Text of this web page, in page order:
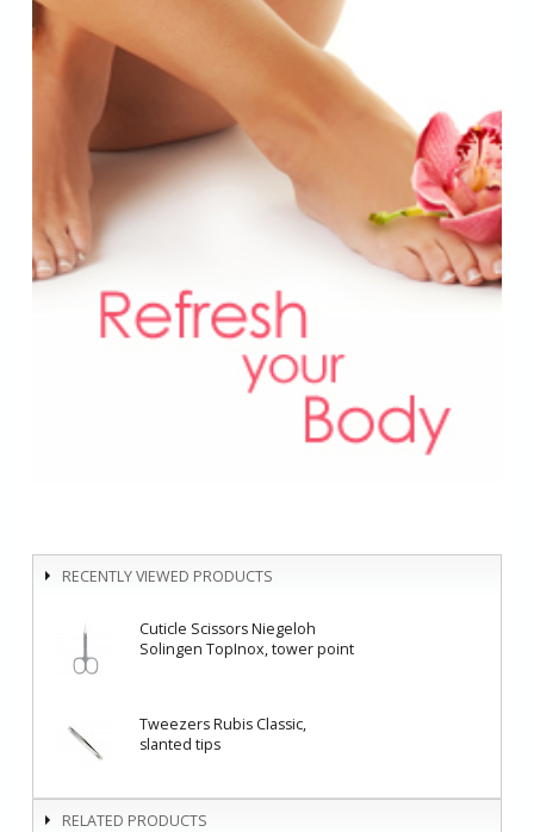
RECENTLY VIEWED PRODUCTS
Cuticle Scissors Niegeloh
Solingen TopInox, tower point
Tweezers Rubis Classic,
slanted tips
RELATED PRODUCTS